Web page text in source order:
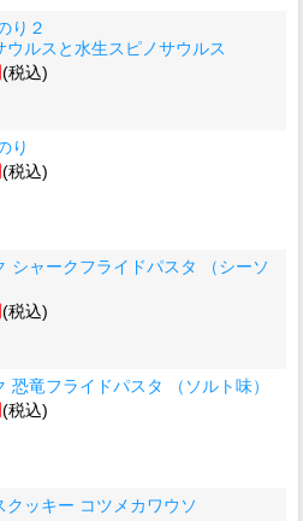
り２
ウルスと水生スピノサウルス
(税込)
り
(税込)
シャークフライドパスタ （シーソ
(税込)
恐竜フライドパスタ （ソルト味）
(税込)
クッキー コツメカワウソ